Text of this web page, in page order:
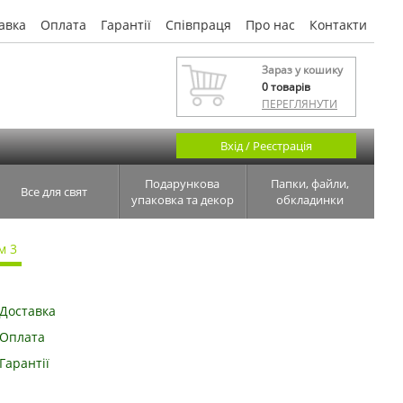
Оплата Гарантії Співпраця Про нас Контакти
Зараз у кошику
0товарів
ПЕРЕГЛЯНУТИ
Вхід / Реєстрація
Все для свят
Подарункова
упаковка та декор
Папки, файли,
обкладинки
3
Доставка
Оплата
Гарантії